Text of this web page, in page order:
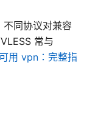
同协议对兼容
常与
用 vpn：完整指